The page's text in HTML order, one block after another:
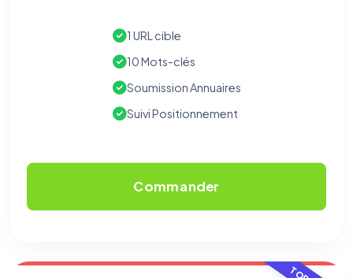
1 URL cible
10 Mots-clés
Soumission Annuaires
Suivi Positionnement
Commander